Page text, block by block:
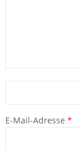
E-Mail-Adresse *